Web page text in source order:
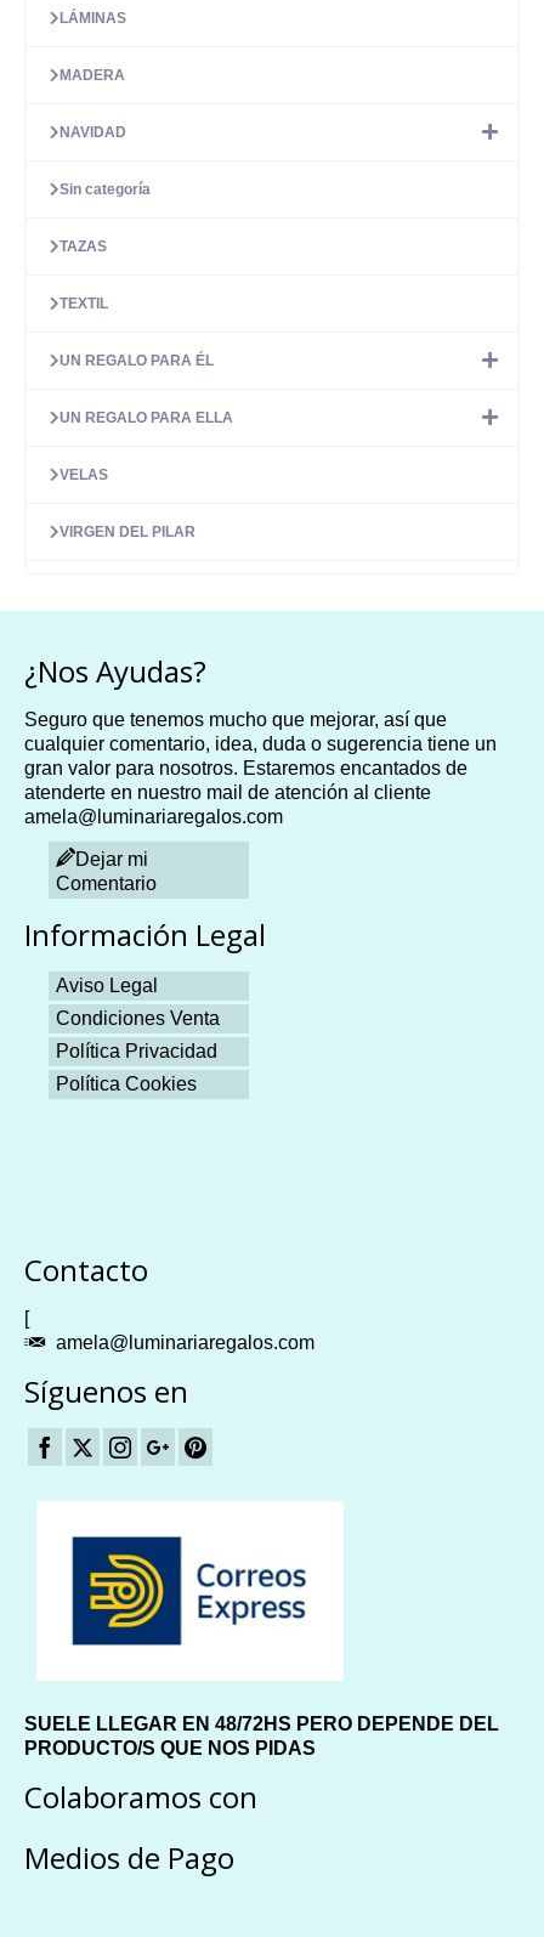
LÁMINAS
MADERA
NAVIDAD
Sin categoría
TAZAS
TEXTIL
UN REGALO PARA ÉL
UN REGALO PARA ELLA
VELAS
VIRGEN DEL PILAR
¿Nos Ayudas?
Seguro que tenemos mucho que mejorar, así que
cualquier comentario, idea, duda o sugerencia tiene un
gran valor para nosotros. Estaremos encantados de
atenderte en nuestro mail de atención al cliente
amela@luminariaregalos.com
Dejar mi
Comentario
Información Legal
Aviso Legal
Condiciones Venta
Política Privacidad
Política Cookies
Contacto
[
amela@luminariaregalos.com
Síguenos en
SUELE LLEGAR EN 48/72HS PERO DEPENDE DEL
PRODUCTO/S QUE NOS PIDAS
Colaboramos con
Medios de Pago